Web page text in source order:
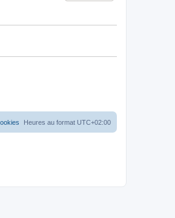
Heures au format UTC+02:00